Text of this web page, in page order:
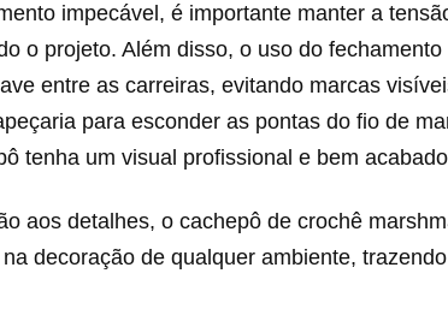
impecável, é importante manter a
o projeto. Além disso, o uso do
entre as carreiras, evitando marcas
para esconder as pontas do fio de
tenha um visual profissional e bem
aos detalhes, o cachepô de crochê
decoração de qualquer ambiente,